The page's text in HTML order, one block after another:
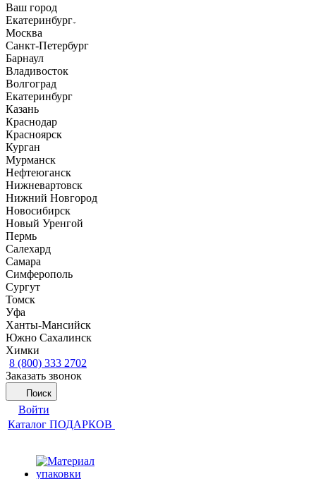
Ваш город
Екатеринбург
Москва
Санкт-Петербург
Барнаул
Владивосток
Волгоград
Екатеринбург
Казань
Краснодар
Красноярск
Курган
Мурманск
Нефтеюганск
Нижневартовск
Нижний Новгород
Новосибирск
Новый Уренгой
Пермь
Салехард
Самара
Симферополь
Сургут
Томск
Уфа
Ханты-Мансийск
Южно Сахалинск
Химки
8 (800) 333 2702
Заказать звонок
Поиск
Войти
Каталог ПОДАРКОВ